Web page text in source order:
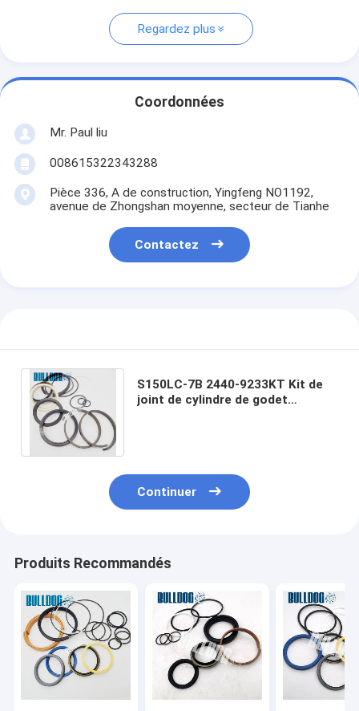
Regardez plus
Coordonnées
Mr. Paul liu
008615322343288
Pièce 336, A de construction, Yingfeng NO1192,
avenue de Zhongshan moyenne, secteur de Tianhe
Contactez
S150LC-7B 2440-9233KT Kit de
joint de cylindre de godet
Continuer
Produits Recommandés